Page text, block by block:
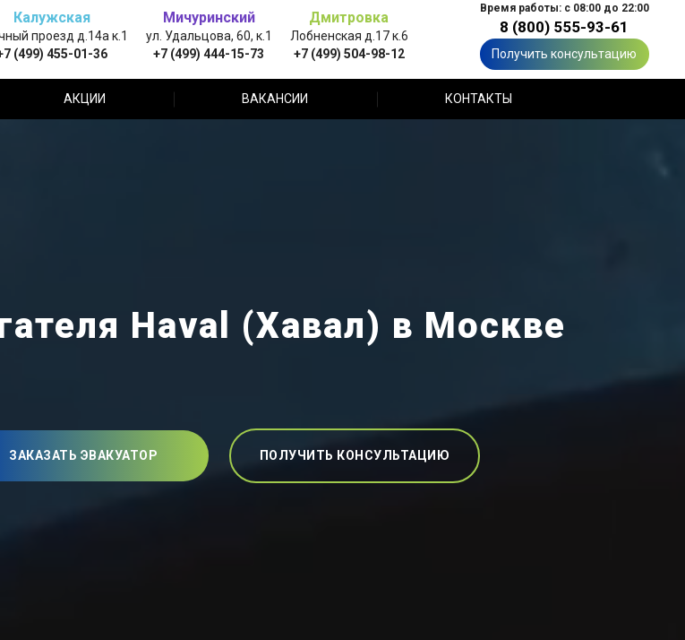
Калужская
проезд д.14а к.1
(499) 455-01-36
Мичуринский
ул. Удальцова, 60, к.1
+7 (499) 444-15-73
Дмитровка
Лобненская д.17 к.6
+7 (499) 504-98-12
Время работы: с 08:00 до 22:00
8 (800) 555-93-61
Получить консультацию
АКЦИИ ВАКАНСИИ КОНТАКТЫ
Haval (Хавал) в Москве
ЗАКАЗАТЬ ЭВАКУАТОР ПОЛУЧИТЬ КОНСУЛЬТАЦИЮ